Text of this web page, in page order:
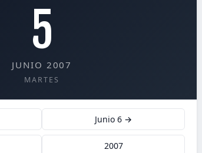
5
JUNIO 2007
MARTES
Junio 6 →
2007